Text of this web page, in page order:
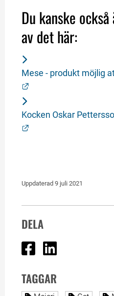
Du kanske
av det här:
Mese - produkt möjlig
Länk till annan
Kocken Oskar
Länk till annan
Uppdaterad 9 juli 2021
DELA
Dela på
TAGGAR